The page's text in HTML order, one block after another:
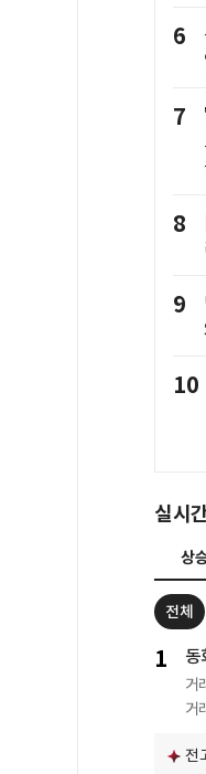
6
7
8
9
10
실시
상
전체
1 동
거
거
전